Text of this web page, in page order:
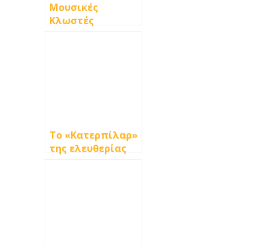
Μουσικές
Κλωστές
Το «Κατερπίλαρ»
της ελευθερίας